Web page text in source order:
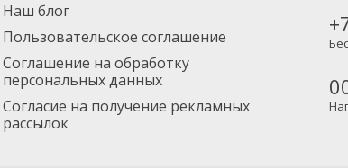
Наш блог
Пользовательское соглашение
Соглашение на обработку
персональных данных
Согласие на получение рекламных
рассылок